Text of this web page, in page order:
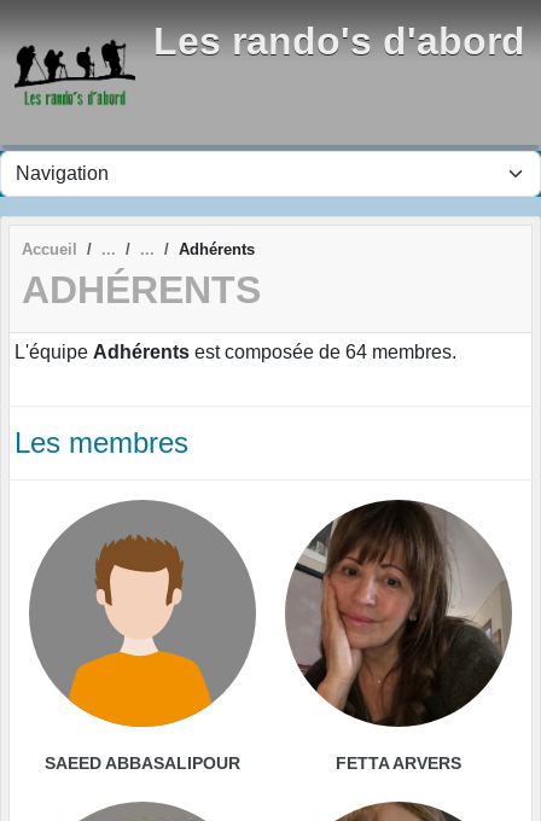
Les rando's d'abord
Accueil Adhérents
ADHÉRENTS
L'équipe Adhérents est composée de 64 membres.
Les membres
SAEED ABBASALIPOUR FETTA ARVERS